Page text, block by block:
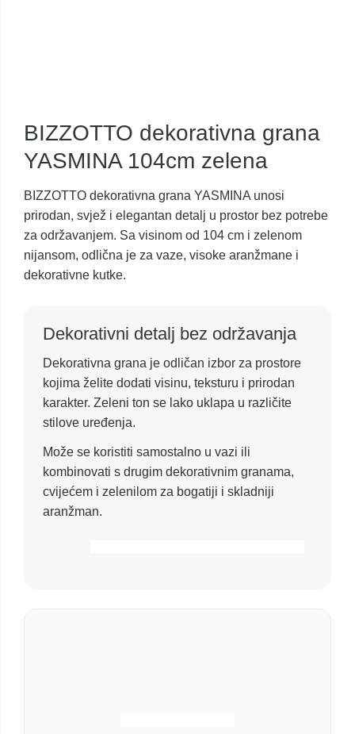
BIZZOTTO dekorativna grana
YASMINA 104cm zelena
BIZZOTTO dekorativna grana YASMINA unosi
prirodan, svjež i elegantan detalj u prostor bez potrebe
za održavanjem. Sa visinom od 104 cm i zelenom
nijansom, odlična je za vaze, visoke aranžmane i
dekorativne kutke.
Dekorativni detalj bez održavanja
Dekorativna grana je odličan izbor za prostore
kojima želite dodati visinu, teksturu i prirodan
karakter. Zeleni ton se lako uklapa u različite
stilove uređenja.
Može se koristiti samostalno u vazi ili
kombinovati s drugim dekorativnim granama,
cvijećem i zelenilom za bogatiji i skladniji
aranžman.